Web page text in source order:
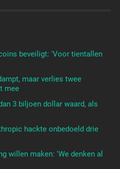
beveiligt: 'Voor tientallen
maar verlies twee
mee
3 biljoen dollar waard, als
hackte onbedoeld drie
willen maken: 'We denken al